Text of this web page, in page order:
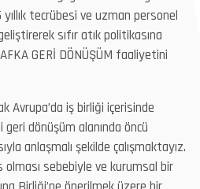
tecrübesi ve uzman personel
sıfır atık politikasına
GERİ DÖNÜŞÜM faaliyetini
Avrupa’da iş birliği içerisinde
dönüşüm alanında öncü
anlaşmalı şekilde çalışmaktayız.
sebebiyle ve kurumsal bir